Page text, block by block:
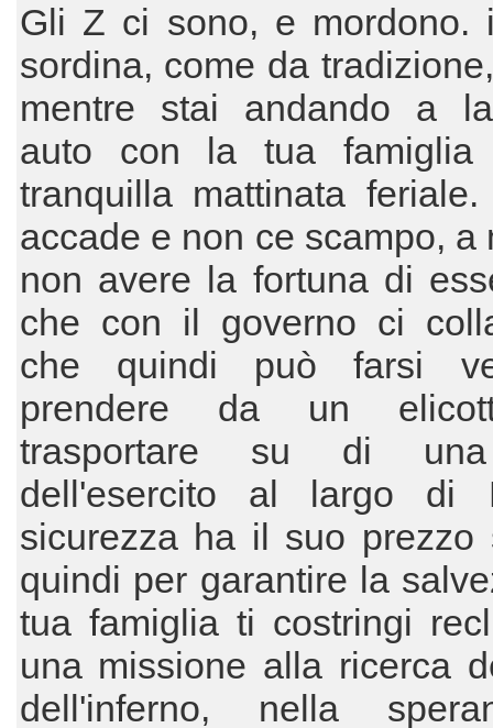
Gli Z ci sono, e mordono.
sordina, come da
mentre stai andando a
auto con la tua
tranquilla mattinata feriale.
accade e non ce scampo, a
non avere la fortuna di
che con il governo ci
che quindi può farsi
prendere da un
trasportare su di
dell'esercito al largo di
sicurezza ha il suo prezzo
quindi per garantire la
tua famiglia ti costringi
una missione alla ricerca
dell'inferno, nella